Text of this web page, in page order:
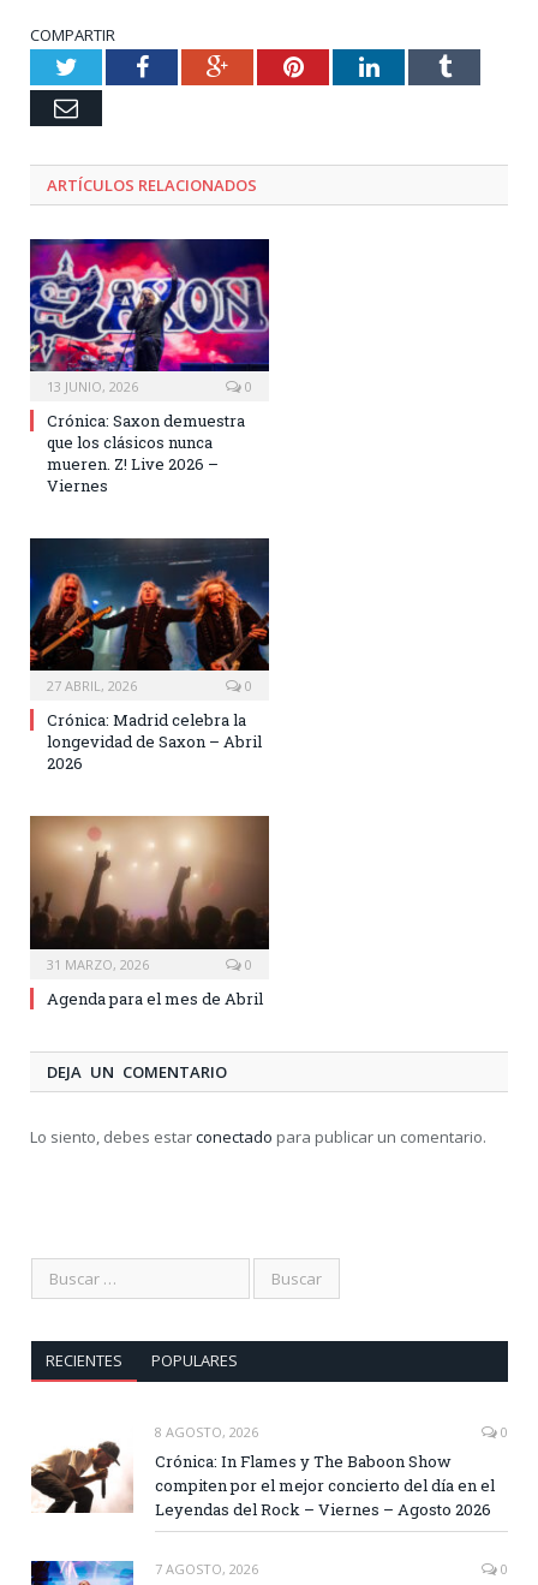
COMPARTIR
TwitterFacebookGoogle+PinterestLinkedInTumblr
Email
ARTÍCULOS RELACIONADOS
13 JUNIO, 2026 0
Crónica: Saxon demuestra
que los clásicos nunca
mueren. Z! Live 2026 –
Viernes
27 ABRIL, 2026 0
Crónica: Madrid celebra la
longevidad de Saxon – Abril
2026
31 MARZO, 2026 0
Agenda para el mes de Abril
DEJA UN COMENTARIO
Lo siento, debes estarconectado para publicar un comentario.
RECIENTES POPULARES
8 AGOSTO, 2026 0
Crónica: In Flames y The Baboon Show
compiten por el mejor concierto del día en el
Leyendas del Rock – Viernes – Agosto 2026
7 AGOSTO, 2026 0